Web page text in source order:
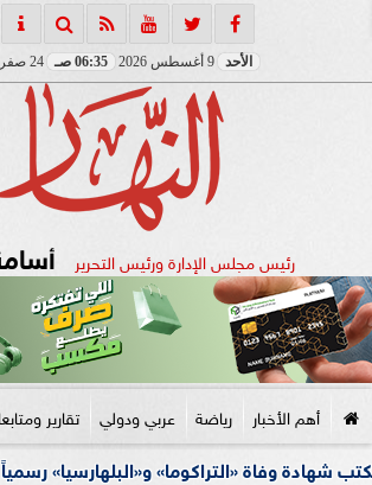
الأحد 06:35 صـ 24 صفر 1448
رئيس مجلس الإدارة ورئيس التحرير
أهم الأخبار رياضة عربي ودولي تقارير
«التراكوما» و«البلهارسيا» رسمياً